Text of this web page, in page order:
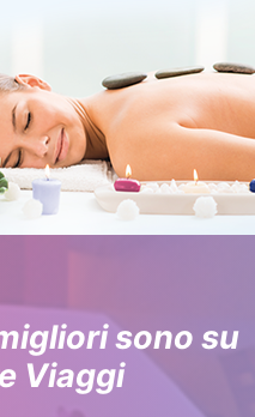
sono su
Viaggi